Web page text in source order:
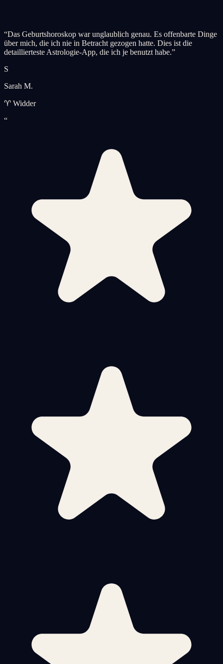
“Das Geburtshoroskop war unglaublich genau. Es offenbarte Dinge
über mich, die ich nie in Betracht gezogen hatte. Dies ist die
detaillierteste Astrologie-App, die ich je benutzt habe.”
S
Sarah M.
♈ Widder
“